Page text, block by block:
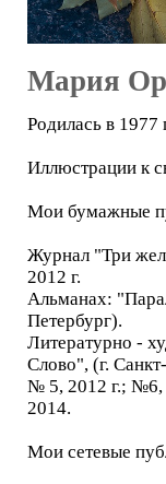
Мария
Родилась в 1977
Иллюстрации к
Мои бумажные
Журнал "Три
2012 г.
Альманах:
Петербург).
Литературно -
Слово", (г.
№ 5, 2012 г.; №6,
2014.
Мои сетевые